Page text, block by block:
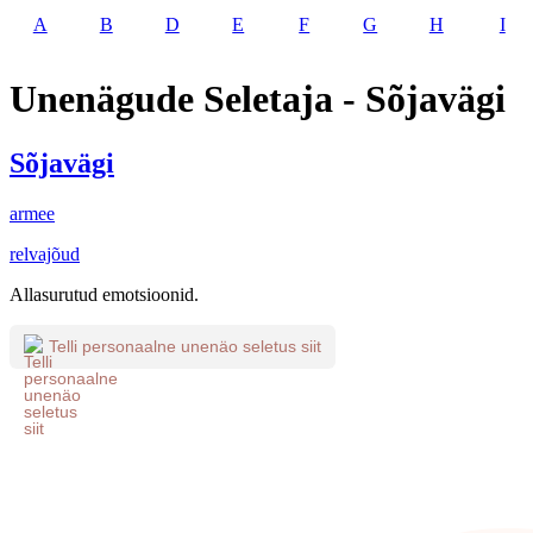
A B D E F G H I
Unenägude Seletaja - Sõjavägi
Sõjavägi
armee
relvajõud
Allasurutud emotsioonid.
Telli personaalne unenäo seletus siit